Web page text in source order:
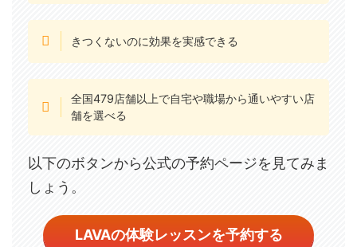
きつくないのに効果を実感できる
全国479店舗以上で自宅や職場から通いやすい店
舗を選べる
以下のボタンから公式の予約ページを見てみま
しょう。
LAVAの体験レッスンを予約する